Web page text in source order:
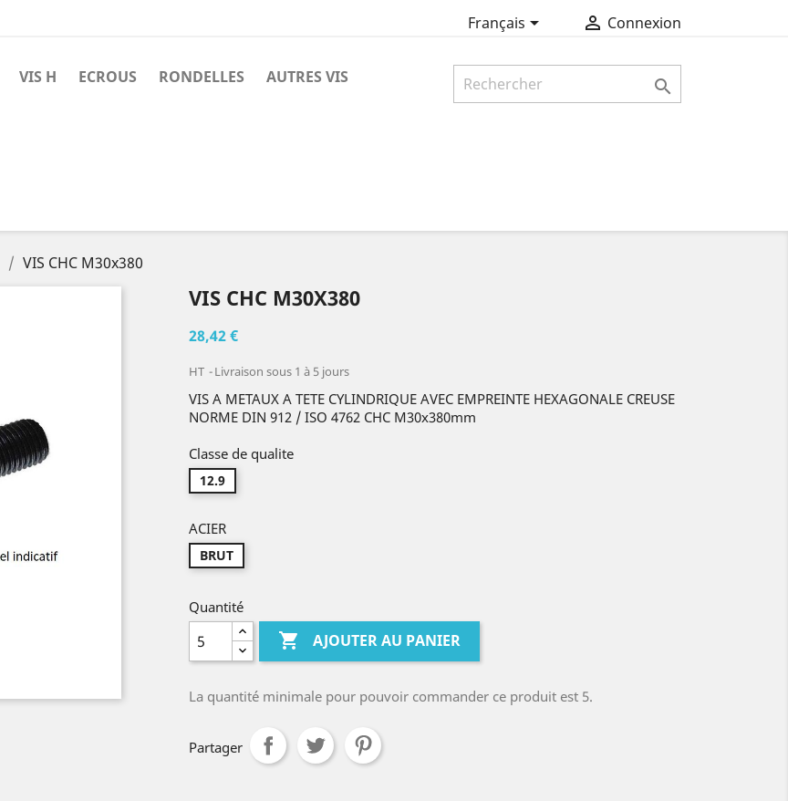
Français  Connexion
VIS H ECROUS RONDELLES AUTRES VIS

VIS CHC M30x380
VIS CHC M30X380
28,42 €
HT Livraison sous 1 à 5 jours
VIS A METAUX A TETE CYLINDRIQUE AVEC EMPREINTE HEXAGONALE CREUSE
NORME DIN 912 / ISO 4762 CHC M30x380mm
Classe de qualite
12.9
ACIER
BRUT
Quantité
 AJOUTER AU PANIER
La quantité minimale pour pouvoir commander ce produit est 5.
Partager